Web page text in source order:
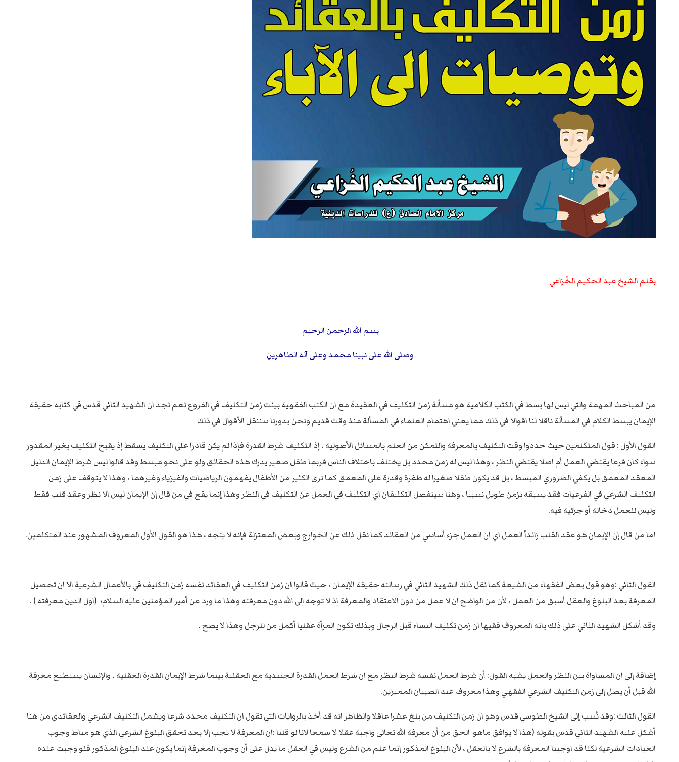
بقلم الشيخ عبد الحكيم الخُزاعي
بسم الله الرحمن الرحيم
وصلى الله على نبينا محمد وعلى آله الطاهرين
من المباحث المهمة والتي ليس لها بسط في الكتب الكلامية هو مسألة زمن التكليف في العقيدة مع ان الكتب الفقهية بينت زمن التكليف في الفروع نعم نجد ان الشهيد الثاني قدس في كتابه حقيقة
الإيمان يبسط الكلام في المسألة ناقلا لنا اقوالا في ذلك مما يعني اهتمام العلماء في المسألة منذ وقت قديم ونحن بدورنا سننقل الأقوال في ذلك
القول الأول : قول المتكلمين حيث حددوا وقت التكليف بالمعرفة والتمكن من العلم بالمسائل الأصولية ، إذ التكليف شرط القدرة فإذا لم يكن قادرا على التكليف يسقط إذ يقبح التكليف بغير المقدور
سواء كان فرعا يقتضي العمل أم اصلا يقتضي النظر ، وهذا ليس له زمن محدد بل يختلف باختلاف الناس فربما طفل صغير يدرك هذه الحقائق ولو على نحو مبسط وقد قالوا ليس شرط الإيمان الدليل
المعقد المعمق بل يكفي الضروري المبسط ، بل قد يكون طفلا صغيرا له طفرة وقدرة على المعمق كما نرى الكثير من الأطفال يفهمون الرياضيات والفيزياء وغيرهما ، وهذا لا يتوقف على زمن
التكليف الشرعي في الفرعيات فقد يسبقه بزمن طويل نسبيا ، وهنا سينفصل التكليفان اي التكليف في العمل عن التكليف في النظر وهذا إنما يقع في من قال إن الإيمان ليس الا نظر وعقد قلب فقط
وليس للعمل دخالة أو جزئية فيه.
اما من قال إن الإيمان هو عقد القلب زائداً العمل اي ان العمل جزء أساسي من العقائد كما نقل ذلك عن الخوارج وبعض المعتزلة فإنه لا يتجه ، هذا هو القول الأول المعروف المشهور عند المتكلمين.
القول الثاني :وهو قول بعض الفقهاء من الشيعة كما نقل ذلك الشهيد الثاني في رسالته حقيقة الإيمان ، حيث قالوا ان زمن التكليف في العقائد نفسه زمن التكليف في بالأعمال الشرعية إلا ان تحصيل
المعرفة بعد البلوغ والعقل أسبق من العمل ، لأن من الواضح ان لا عمل من دون الاعتقاد والمعرفة إذ لا توجه إلى الله دون معرفته وهذا ما ورد عن أمير المؤمنين عليه السلام؛ (اول الدين معرفته ) .
وقد أشكل الشهيد الثاني على ذلك بانه المعروف فقيها ان زمن تكليف النساء قبل الرجال وبذلك تكون المرأة عقليا أكمل من للرجل وهذا لا يصح .
إضافة إلى ان المساواة بين النظر والعمل يشبه القول: أن شرط العمل نفسه شرط النظر مع ان شرط العمل القدرة الجسدية مع العقلية بينما شرط الإيمان القدرة العقلية ، والإنسان يستطيع معرفة
الله قبل أن يصل إلى زمن التكليف الشرعي الفقهي وهذا معروف عند الصبيان المميزين.
القول الثالث :وقد نُسب إلى الشيخ الطوسي قدس وهو ان زمن التكليف من بلغ عشرا عاقلا والظاهر انه قد أخذ بالروايات التي تقول ان التكليف محدد شرعا ويشمل التكليف الشرعي والعقائدي من هنا
أشكل عليه الشهيد الثاني قدس بقوله (هذا لا يوافق ماهو الحق من أن معرفة الله تعالى واجبة عقلا لا سمعا لانا لو قلنا :ان المعرفة لا تجب إلا بعد تحقق البلوغ الشرعي الذي هو مناط وجوب
العبادات الشرعية لكنا قد اوجبنا المعرفة بالشرع لا بالعقل ، لأن البلوغ المذكور إنما علم من الشرع وليس في العقل ما يدل على أن وجوب المعرفة إنما يكون عند البلوغ المذكور فلو وجبت عنده